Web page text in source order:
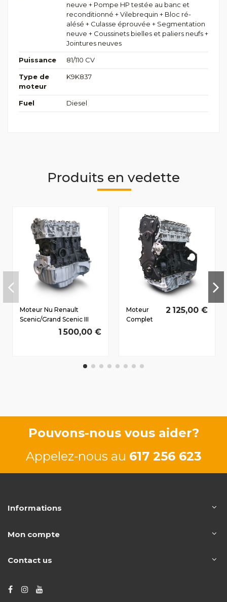
neuve + Pompe HP testée au banc et
reconditionné + Vilebrequin + Bloc ré-
alésé + Culasse éprouvée + Segmentation
neuve + Coussinets bielles et paliers neufs +
Jointures neuves
Puissance 81/110 CV
Type de
moteur
K9K837
Fuel Diesel
Produits en vedette
Moteur Nu Renault
Scenic/Grand Scenic III
Dès 2009 1.5 D dCi1 500,00 €
Moteur
Complet
M9R800
2 125,00 €
Pouvons-nous vous aider?
Appelez-nous au 617 256 623
Informations
Mon compte
Contact us